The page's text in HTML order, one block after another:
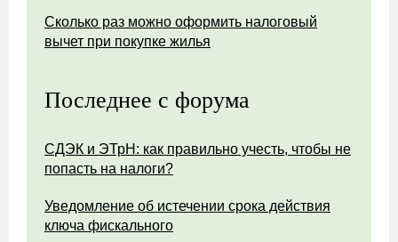
Сколько раз можно оформить налоговый
вычет при покупке жилья
Последнее с форума
СДЭК и ЭТрН: как правильно учесть, чтобы не
попасть на налоги?
Уведомление об истечении срока действия
ключа фискального